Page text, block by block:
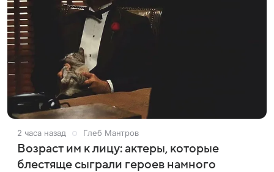
2 часа назад Глеб Мантров
Возраст им к лицу: актеры, которые
блестяще сыграли героев намного